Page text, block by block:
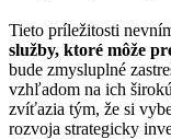
Tieto príležitosti
služby, ktoré môže
bude zmysluplné
vzhľadom na ich
zvíťazia tým, že si
rozvoja strategicky